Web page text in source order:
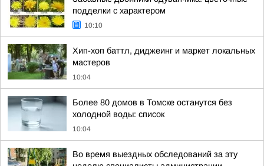
подделки с характером
10:10
Хип-хоп баттл, диджеинг и маркет локальных
мастеров
10:04
Более 80 домов в Томске останутся без
холодной воды: список
10:04
Во время выездных обследований за эту